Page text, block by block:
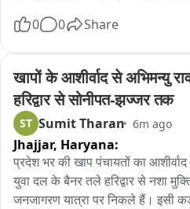
के समय यही लापरवाही यात्रियों के
अभियान की शुरुआत कर दी गई है।
वाहन को हरी झंडी दिखाकर रवाना
का माहौल नजर आया और पूर्व सैनिक
अभियान से जुड़े दिखाई दिए।
उपायुक्त ने कहा कि ‘हर घर तिरंगा’
प्रति सम्मान, गौरव और एकजुटता की
है। उन्होंने जिले के लोगों से आह्वान
भाग लें और स्वतंत्रता दिवस के अवसर पर
राष्ट्र के प्रति अपनी भावनाओं को
0 0 Share
खापों के आशीर्वाद से अभिमन्यु
हरिद्वार से सोनीपत-झज्जर तक
ST Sumit Tharan 6m ago
Jhajjar, Haryana:
प्रदेश भर की खाप पंचायतों का आशीर्वाद
युवा दल के बैनर तले हरिद्वार से नशा
जनजागरण यात्रा पर निकले हैं। इसी